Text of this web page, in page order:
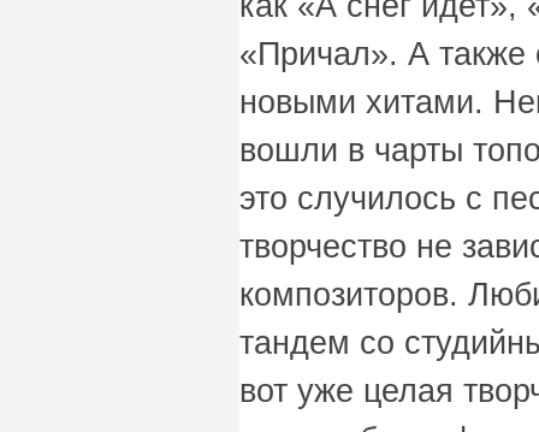
«Причал». А
новыми хитами.
вошли в чарты
это случилось с
творчество не
композиторов.
тандем со
вот уже целая